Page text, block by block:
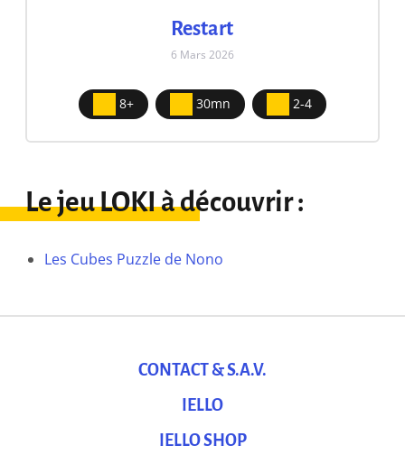
Restart
6 Mars 2026
8+ 30mn 2-4
Le jeu LOKI à découvrir :
Les Cubes Puzzle de Nono
CONTACT & S.A.V.
IELLO
IELLO SHOP